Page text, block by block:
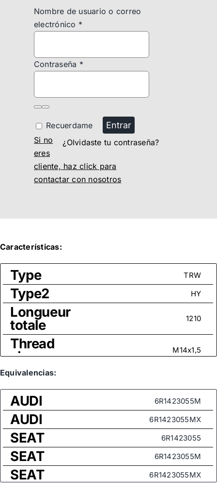
Nombre de usuario o correo
electrónico *
Contraseña *
Recuerdame Entrar
¿Olvidaste tu contraseña?
Si no
eres
cliente, haz click para
contactar con nosotros
Características:
Type TRW
Type2 HY
Longueur
totale 1210
Thread
size M14x1,5
Equivalencias:
AUDI 6R1423055M
AUDI 6R1423055MX
SEAT 6R1423055
SEAT 6R1423055M
SEAT 6R1423055MX